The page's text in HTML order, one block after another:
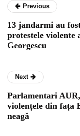
Previous
13 jandarmi au
protestele
Georgescu
Next
Parlamentari
violențele din fața
neagă